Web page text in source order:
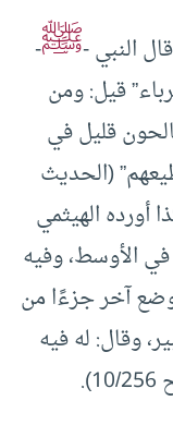
النبي -ﷺ-
قيل: ومن
قليل في
(الحديث
الهيثمي
في الأوسط، وفيه
آخر جزءًا من
وقال: له فيه